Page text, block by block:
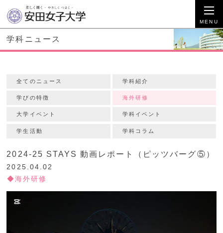
学科ニュース
全てのニュース 学科紹介
学びの特徴 海外研修
大学イベント 学科イベント
学生活動 学科コラム
2024-25 STAYS 動画レポート（ピッツバーグ⑤）
2025.04.02
海外研修